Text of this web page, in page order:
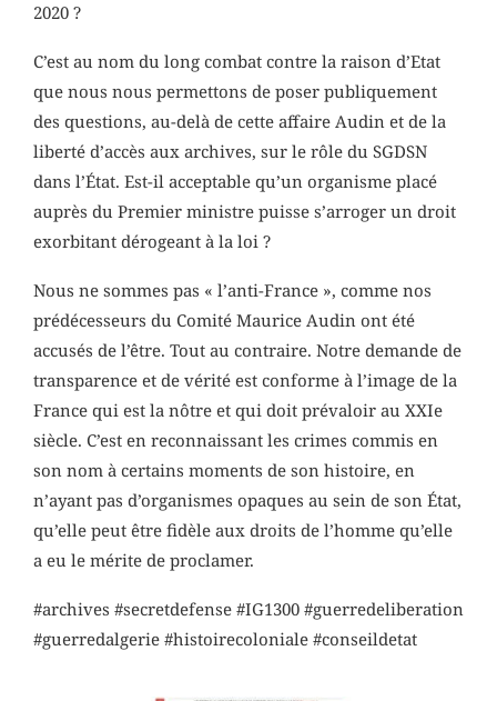
2020 ?
C’est au nom du long combat contre la raison d’Etat
que nous nous permettons de poser publiquement
des questions, au-delà de cette affaire Audin et de la
liberté d’accès aux archives, sur le rôle du SGDSN
dans l’État. Est-il acceptable qu’un organisme placé
auprès du Premier ministre puisse s’arroger un droit
exorbitant dérogeant à la loi ?
Nous ne sommes pas « l’anti-France », comme nos
prédécesseurs du Comité Maurice Audin ont été
accusés de l’être. Tout au contraire. Notre demande de
transparence et de vérité est conforme à l’image de la
France qui est la nôtre et qui doit prévaloir au XXIe
siècle. C’est en reconnaissant les crimes commis en
son nom à certains moments de son histoire, en
n’ayant pas d’organismes opaques au sein de son État,
qu’elle peut être fidèle aux droits de l’homme qu’elle
a eu le mérite de proclamer.
#archives #secretdefense #IG1300 #guerredeliberation
#guerredalgerie #histoirecoloniale #conseildetat